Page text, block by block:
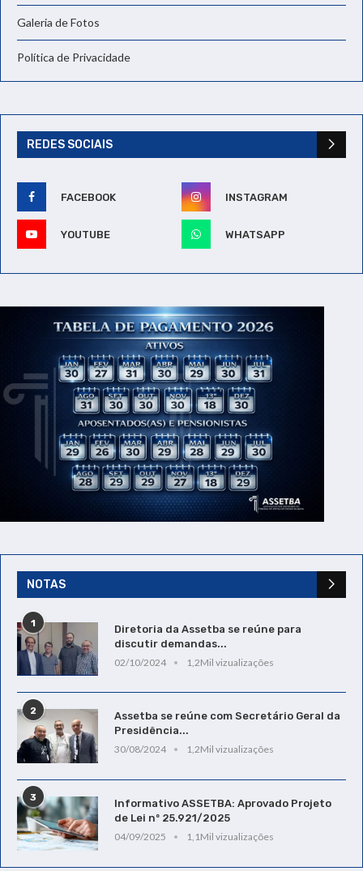
Galeria de Fotos
Política de Privacidade
REDES SOCIAIS
FACEBOOK INSTAGRAM
YOUTUBE WHATSAPP
NOTAS
1
Diretoria da Assetba se reúne para
discutir demandas...
02/10/2024
1,2Mil vizualizações
2
Assetba se reúne com Secretário Geral da
Presidência...
30/08/2024
1,2Mil vizualizações
3
Informativo ASSETBA: Aprovado Projeto
de Lei nº 25.921/2025
04/09/2025
1,1Mil vizualizações